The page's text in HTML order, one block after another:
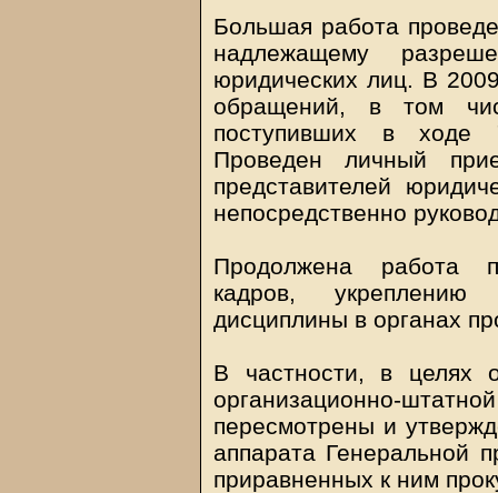
Большая работа
надлежащему
юридических лиц. В
обращений, в том
поступивших в ходе
Проведен личный
представителей
непосредственно
Продолжена работа
кадров, укреплению
дисциплины в органах
В частности, в целях
организационно-
пересмотрены и
аппарата Генеральной
приравненных к ним